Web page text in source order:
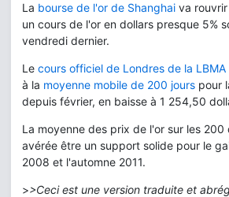
La bourse de l'or de Shanghai va
un cours de l'or en dollars presque 5%
vendredi dernier.
Le cours officiel de Londres de la LBMA
à la moyenne mobile de 200 jours pour
depuis février, en baisse à 1 254,50
La moyenne des prix de l'or sur les 200
avérée être un support solide pour le
2008 et l'automne 2011.
>>Ceci est une version traduite et